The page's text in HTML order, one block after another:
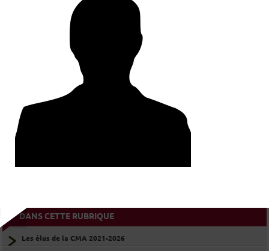
LES ÉLUS DE LA SECTION DE
COLMAR
LES ÉLUS DE LA SECTION DE
MULHOUSE
LES ÉLUS DE LA COMMISSION DES
DANS CETTE RUBRIQUE
Les élus de la CMA 2021-2026